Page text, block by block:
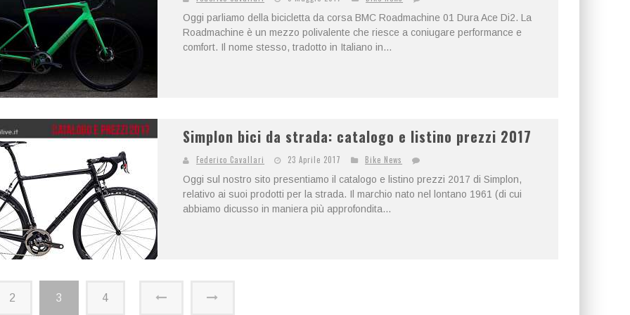
Oggi parliamo della bicicletta da corsa BMC Roadmachine 01 Dura Ace Di2. La
Roadmachine è un mezzo polivalente che riesce a coniugare performance e
comfort. Il nome stesso, tradotto in Italiano in...
Simplon bici da strada: catalogo e listino prezzi 2017
Federico Cavallari 23 Aprile 2017
Bike News
Oggi sul nostro sito presentiamo il catalogo e listino prezzi 2017 di Simplon,
relativo ai suoi prodotti per la strada. Il marchio nato nel lontano 1961 (di cui
abbiamo dicusso in maniera più approfondita...
2 3 4